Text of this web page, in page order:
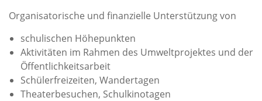
Organisatorische und finanzielle Unterstützung von
schulischen Höhepunkten
Aktivitäten im Rahmen des Umweltprojektes und der
Öffentlichkeitsarbeit
Schülerfreizeiten, Wandertagen
Theaterbesuchen, Schulkinotagen